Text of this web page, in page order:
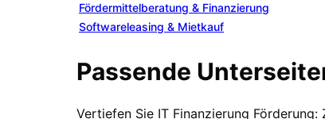
Fördermittelberatung & Finanzierung
Softwareleasing & Mietkauf
Passende
Vertiefen Sie IT Finanzierung